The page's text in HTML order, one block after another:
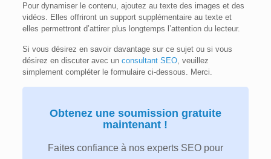
Pour dynamiser le contenu, ajoutez au texte des images et des
vidéos. Elles offriront un support supplémentaire au texte et
elles permettront d’attirer plus longtemps l’attention du lecteur.
Si vous désirez en savoir davantage sur ce sujet ou si vous
désirez en discuter avec un consultant SEO, veuillez
simplement compléter le formulaire ci-dessous. Merci.
Obtenez une soumission gratuite
maintenant !
Faites confiance à nos experts SEO pour